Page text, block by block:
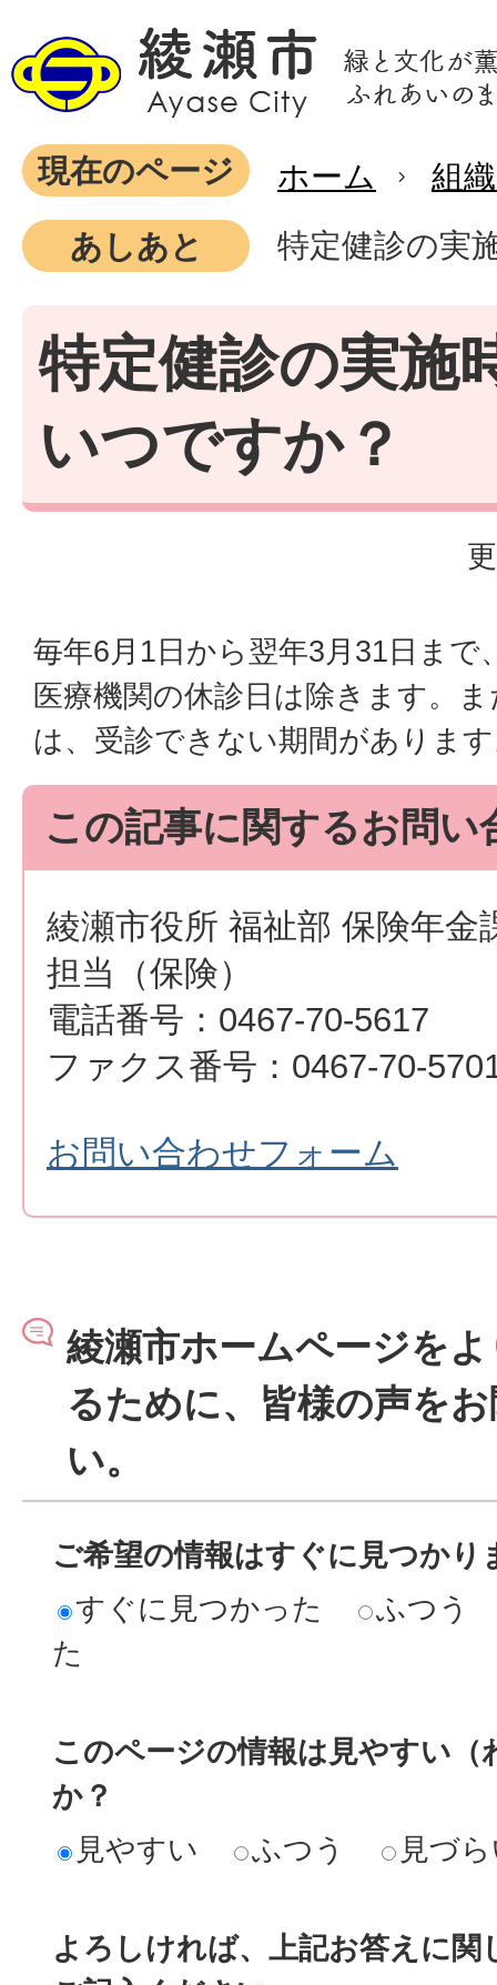
現在のページ ホーム
組
あしあと
特定健診の実
特定健診の実施
いつですか？
毎年6月1日から翌年3月31日まで
医療機関の休診日は除きます。
は、受診できない期間がありま
この記事に関するお問い
綾瀬市役所 福祉部 保険年金
担当（保険）
電話番号：0467-70-5617
ファクス番号：0467-70-
お問い合わせフォーム
綾瀬市ホームページを
るために、皆様の声を
い。
ご希望の情報はすぐに見つかり
すぐに見つかった
ふつう
た
このページの情報は見やすい
か？
見やすい
ふつう 見づ
よろしければ、上記お答えに関